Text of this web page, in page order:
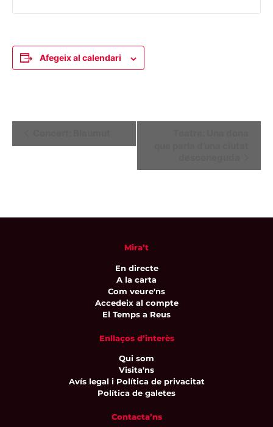
Afegeix al calendari
d'Esdeveniment
Mira’t
En directe
A la carta
Com veure'ns
Accedeix al compte
El Temps a Reus
Enllaços d’interès
Qui som
Visita'ns
Avís legal i Política de privacitat
Política de galetes
Contacta’ns